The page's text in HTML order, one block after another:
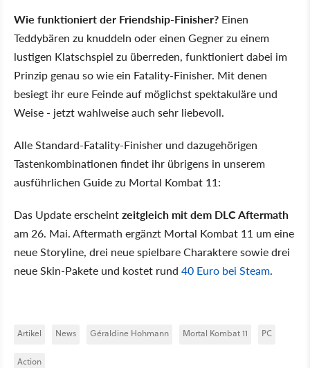
Wie funktioniert der Friendship-Finisher? Einen
Teddybären zu knuddeln oder einen Gegner zu einem
lustigen Klatschspiel zu überreden, funktioniert dabei im
Prinzip genau so wie ein Fatality-Finisher. Mit denen
besiegt ihr eure Feinde auf möglichst spektakuläre und
Weise - jetzt wahlweise auch sehr liebevoll.
Alle Standard-Fatality-Finisher und dazugehörigen
Tastenkombinationen findet ihr übrigens in unserem
ausführlichen Guide zu Mortal Kombat 11:
Das Update erscheintzeitgleich mit dem DLC Aftermath
am 26. Mai. Aftermath ergänzt Mortal Kombat 11 um eine
neue Storyline, drei neue spielbare Charaktere sowie drei
neue Skin-Pakete und kostet rund 40 Euro bei Steam.
Artikel News Géraldine Hohmann Mortal Kombat 11 PC
Action